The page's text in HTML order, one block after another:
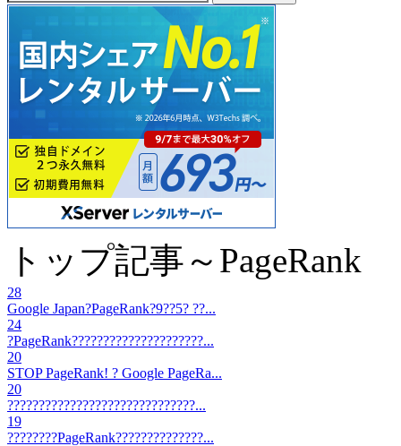
トップ記事～PageRank
28
Google Japan?PageRank?9??5? ??...
24
?PageRank?????????????????????...
20
STOP PageRank! ? Google PageRa...
20
??????????????????????????????...
19
????????PageRank??????????????...